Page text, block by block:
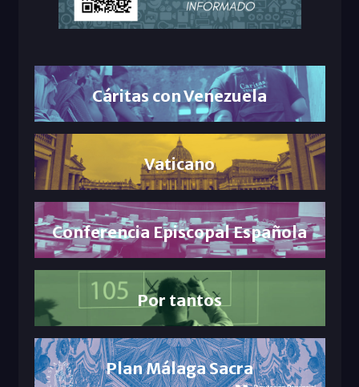
Cáritas con Venezuela
Vaticano
Conferencia Episcopal Española
Por tantos
Plan Málaga Sacra